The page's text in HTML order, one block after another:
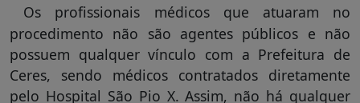
Os profissionais médicos que atuaram no
procedimento não são agentes públicos e não
possuem qualquer vínculo com a Prefeitura de
Ceres, sendo médicos contratados diretamente
pelo Hospital São Pio X. Assim, não há qualquer